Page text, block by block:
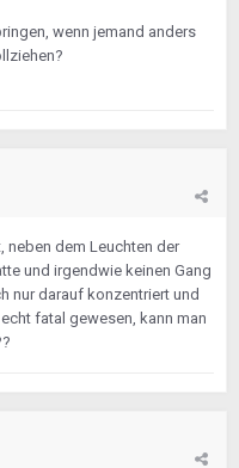
wenn jemand anders
neben dem Leuchten der
und irgendwie keinen Gang
nur darauf konzentriert und
fatal gewesen, kann man